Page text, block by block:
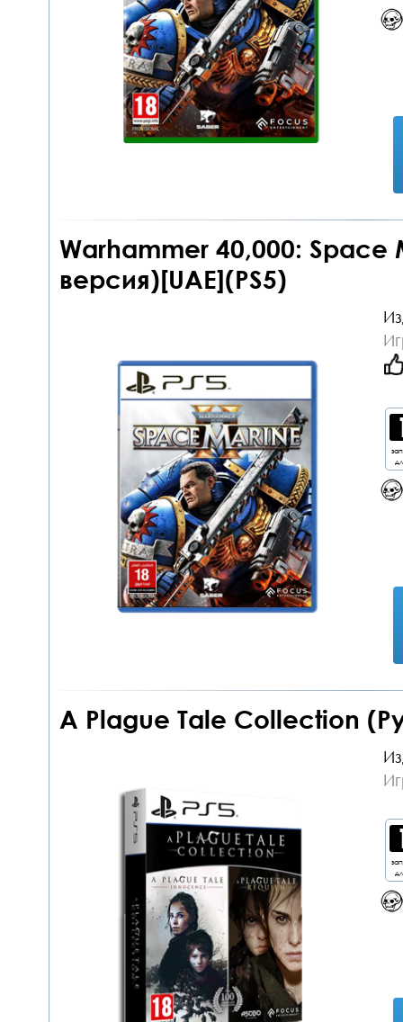
Warhammer 40,000: Space
версия)[UAE](PS5)
A Plague Tale Collection